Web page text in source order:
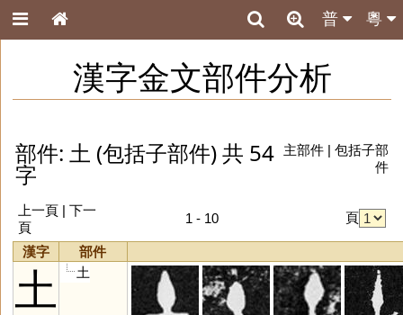
粵
普
漢字金文部件分析
部件: 土 (包括子部件) 共 54
字
主部件| 包括子部
件
上一頁 | 下一
頁
1 - 10 頁
漢字 部件
土 土